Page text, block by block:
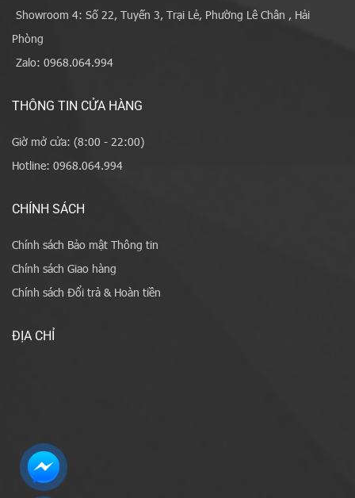
Showroom 4: Số 22, Tuyến 3, Trại Lẻ, Phường Lê Chân , Hải
Phòng
Zalo: 0968.064.994
THÔNG TIN CỬA HÀNG
Giờ mở cửa: (8:00 - 22:00)
Hotline: 0968.064.994
CHÍNH SÁCH
Chính sách Bảo mật Thông tin
Chính sách Giao hàng
Chính sách Đổi trả & Hoàn tiền
ĐỊA CHỈ